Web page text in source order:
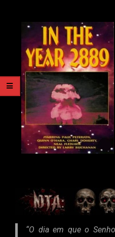
“O dia em que o